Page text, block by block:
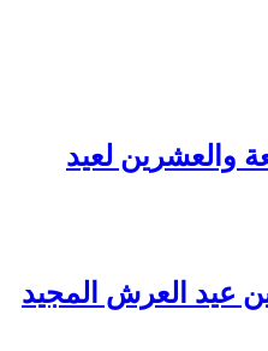
والعشرين لعيد
عيد العرش المجيد